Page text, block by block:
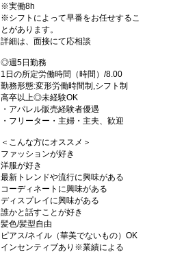
※実働8h
※シフトによって早番をお任せするこ
とがあります。
詳細は、面接にて応相談
◎週5日勤務
1日の所定労働時間（時間）/8.00
勤務形態:変形労働時間制,シフト制
高卒以上◎未経験OK
・アパレル販売経験者優遇
・フリーター・主婦・主夫、歓迎
＜こんな方にオススメ＞
ファッションが好き
洋服が好き
最新トレンドや流行に興味がある
コーディネートに興味がある
ディスプレイに興味がある
誰かと話すことが好き
髪色/髪型自由
ピアス/ネイル（華美でないもの）OK
インセンティブあり※業績による